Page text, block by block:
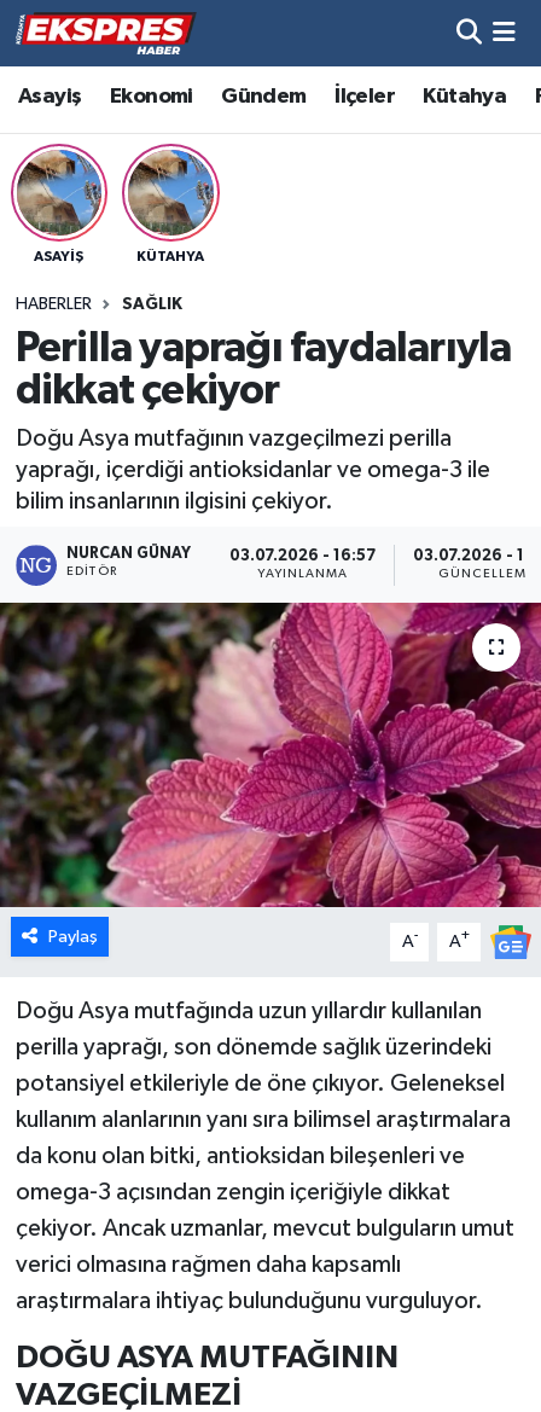
Asayiş Ekonomi Gündem İlçeler Kütahya
ASAYIŞ KÜTAHYA
HABERLER SAĞLIK
Perilla yaprağı faydalarıyla
dikkat çekiyor
Doğu Asya mutfağının vazgeçilmezi perilla
yaprağı, içerdiği antioksidanlar ve omega-3 ile
bilim insanlarının ilgisini çekiyor.
NURCAN GÜNAY
EDITÖR
03.07.2026 - 16:57
YAYINLANMA
03.07.2026 -
GÜNCELLEME
Paylaş A- A+
Doğu Asya mutfağında uzun yıllardır kullanılan
perilla yaprağı, son dönemde sağlık üzerindeki
potansiyel etkileriyle de öne çıkıyor. Geleneksel
kullanım alanlarının yanı sıra bilimsel araştırmalara
da konu olan bitki, antioksidan bileşenleri ve
omega-3 açısından zengin içeriğiyle dikkat
çekiyor. Ancak uzmanlar, mevcut bulguların umut
verici olmasına rağmen daha kapsamlı
araştırmalara ihtiyaç bulunduğunu vurguluyor.
DOĞU ASYA MUTFAĞININ
VAZGEÇİLMEZİ
Altıntaş
Asayiş
Aslanapa
Bölge
Çavdarhisar
Domaniç
Eğitim
Ekonomi
Emet
Foto Galeri
Gediz
Genel
Gündem
Hisarcık
Köşe Yazıları
Kültür Sanat
Magazin
Hava Durumu
Trafik Durumu
Süper Lig Puan Durumu ve Fikstür
Son Dakika Haberleri
Haber Arşivi